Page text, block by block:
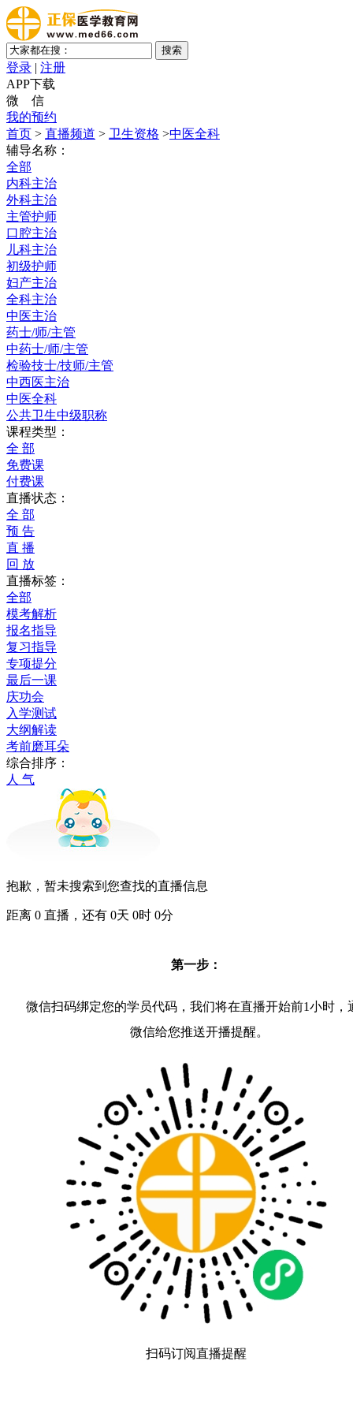
登录 | 注册
APP下载
微 信
我的预约
首页 > 直播频道 > 卫生资格 >中医全科
辅导名称：
全部
内科主治
外科主治
主管护师
口腔主治
儿科主治
初级护师
妇产主治
全科主治
中医主治
药士/师/主管
中药士/师/主管
检验技士/技师/主管
中西医主治
中医全科
公共卫生中级职称
课程类型：
全 部
免费课
付费课
直播状态：
全 部
预 告
直 播
回 放
直播标签：
全部
模考解析
报名指导
复习指导
专项提分
最后一课
庆功会
入学测试
大纲解读
考前磨耳朵
综合排序：
人 气
抱歉，暂未搜索到您查找的直播信息
距离 0 直播，还有 0天 0时 0分
第一步：
微信扫码绑定您的学员代码，我们将在直播开始前1小时，
微信给您推送开播提醒。
扫码订阅直播提醒